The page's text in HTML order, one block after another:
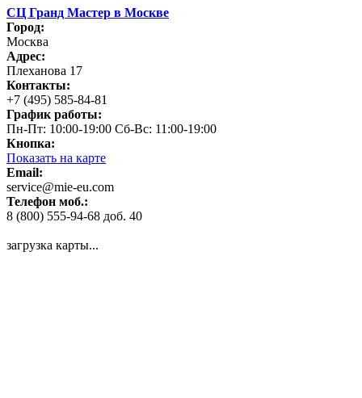
СЦ Гранд Мастер в Москве
Город:
Москва
Адрес:
Плеханова 17
Контакты:
+7 (495) 585-84-81
График работы:
Пн-Пт: 10:00-19:00 Сб-Вс: 11:00-19:00
Кнопка:
Показать на карте
Email:
service@mie-eu.com
Телефон моб.:
8 (800) 555-94-68 доб. 40
загрузка карты...